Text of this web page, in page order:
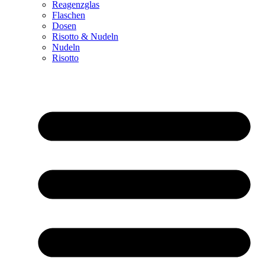
Reagenzglas
Flaschen
Dosen
Risotto & Nudeln
Nudeln
Risotto